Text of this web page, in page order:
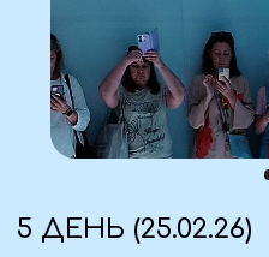
— Личные лекарства.
Аптечка